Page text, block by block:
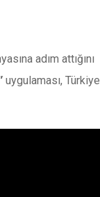
adım attığını
uygulaması, Türkiye